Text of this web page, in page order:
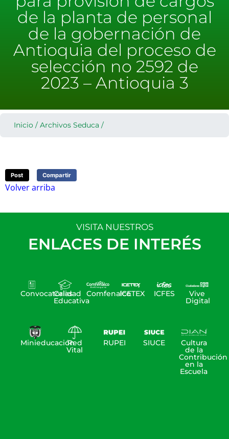
de la planta de personal
de la gobernación de
Antioquia del proceso de
selección no 2592 de
2023 – Antioquia 3
Inicio / Archivos Seduca /
Post Compartir
Volver arriba
VISITA NUESTROS
ENLACES DE INTERÉS
Convocatorias
Calidad
Educativa
ComfenalcoICETEX ICFES Vive
Digital
MinieducaciónRed
Vital
RUPEI SIUCE Cultura
de la
Contribución
en la
Escuela